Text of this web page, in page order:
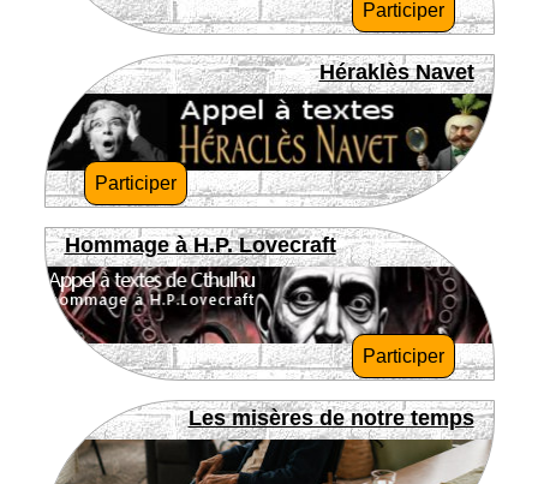
Participer
Héraklès Navet
Participer
Hommage à H.P. Lovecraft
Participer
Les misères de notre temps